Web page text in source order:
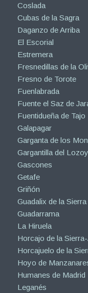
Coslada
Cubas de la Sagra
Daganzo de Arriba
El Escorial
Estremera
Fresnedillas de la
Fresno de Torote
Fuenlabrada
Fuente el Saz de
Fuentidueña de Tajo
Galapagar
Garganta de los
Gargantilla del
Gascones
Getafe
Griñón
Guadalix de la Sierra
Guadarrama
La Hiruela
Horcajo de la
Horcajuelo de la
Hoyo de
Humanes de Madrid
Leganés